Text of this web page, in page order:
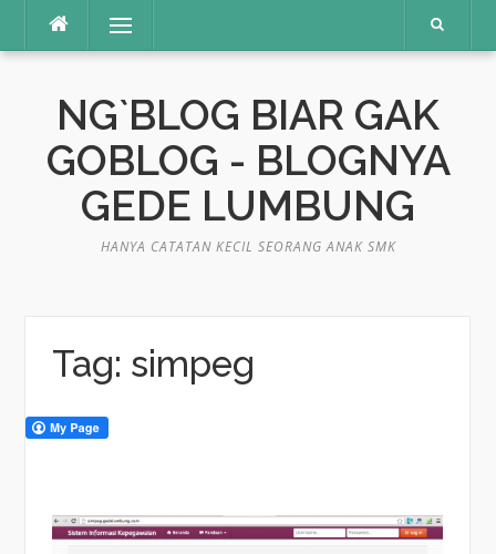
content
Menu
NG`BLOG BIAR GAK
GOBLOG - BLOGNYA
GEDE LUMBUNG
HANYA CATATAN KECIL SEORANG ANAK SMK
Tag: simpeg